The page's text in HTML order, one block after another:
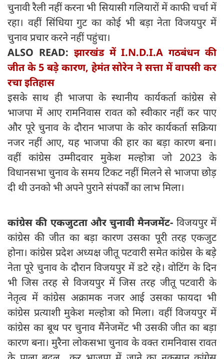
चुनावी रैली नहीं करना भी सियासी गलियारों में काफी चर्चा में
रहा। वहीं सिंधिया गुट का कोई भी बड़ा नेता विजयपुर में
चुनाव प्रचार करने नहीं पहुंचा।
ALSO READ: झारखंड में I.N.D.I.A गठबंधन की
जीत के 5 बड़े कारण, हेमंत सोरेन ने सत्ता में वापसी कर
रचा इतिहास
इसके साथ ही भाजपा के स्थानीय कार्यकर्ता कांग्रेस से
भाजपा में आए रामनिवास रावत को स्वीकार नहीं कर पाए
और पूरे चुनाव के दौरान भाजपा के कोर कार्यकर्ता सक्रिया
नजर नहीं आए, यह भाजपा की हार का बड़ा कारण बना।
वहीं कांग्रेस उम्मीदवार मुकेश मल्होत्रा जो 2023 के
विधानसभा चुनाव के समय टिकट नहीं मिलने से भाजपा छोड़
दी थी उनको भी अपने पुराने संपर्कों का लाभ मिला।
कांग्रेस की एकजुटता और चुनावी मैनजमेंट- विजयपुर में
कांग्रेस की जीत का बड़ा कारण उसका पूरी तरह एकजुट
होना। कांग्रेस प्रदेश अध्यक्ष जीतू पटवारी समेत कांग्रेस के बड़े
नेता पूरे चुनाव के दौरान विजयपुर में डटे रहे। वोटिंग के दिन
भी जिस तरह से विजयपुर में जिस तरह जीतू पटवारी के
नेतृत्व में कांग्रेस अक्रामक नजर आई उसका फायदा भी
कांग्रेस प्रत्याशी मुकेश मल्होत्रा को मिला। वहीं विजयपुर में
कांग्रेस का बूथ पर चुनाव मैंनेजमेंट भी उसकी जीत का बड़ा
कारण बना। मुरैना लोकसभा चुनाव के वक्त रामनिवास रावत